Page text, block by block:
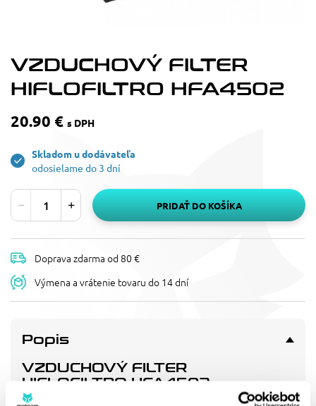
VZDUCHOVÝ FILTER
HIFLOFILTRO HFA4502
20.90 € s DPH
Skladom u dodávateľa
odosielame do 3 dní
PRIDAŤ DO KOŠÍKA
Doprava zdarma od 80 €
Výmena a vrátenie tovaru do 14 dní
Popis
VZDUCHOVÝ FILTER
HIFLOFILTRO HFA4502
Vzduchový filtr - náhrada OEM (2GV-14451-00)